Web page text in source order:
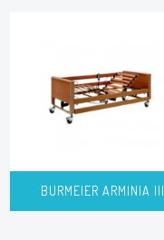
BURMEIER ARMINIA III